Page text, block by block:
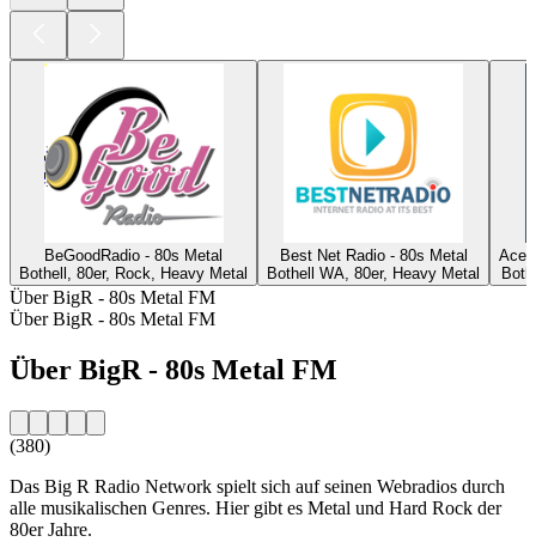
BeGoodRadio - 80s Metal
Bothell, 80er, Rock, Heavy Metal
Best Net Radio - 80s Metal
Bothell WA, 80er, Heavy Metal
Über BigR - 80s Metal FM
Über BigR - 80s Metal FM
Über BigR - 80s Metal FM
(380)
Das Big R Radio Network spielt sich auf seinen Webradios durch
alle musikalischen Genres. Hier gibt es Metal und Hard Rock der
80er Jahre.